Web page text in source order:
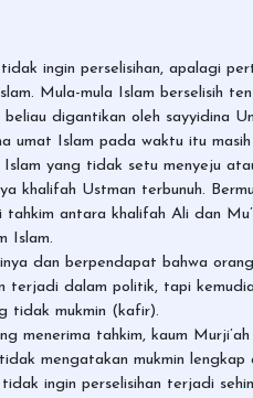
ingin perselisihan, apalagi
Mula-mula Islam berselisih
digantikan oleh sayyidina
umat Islam pada waktu itu
yang tidak setu menyeju
khalifah Ustman terbunuh.
antara khalifah Ali dan
Islam.
dan berpendapat bahwa
terjadi dalam politik, tapi
tidak mukmin (kafir).
menerima tahkim, kaum
tidak mengatakan mukmin
ingin perselisihan terjadi